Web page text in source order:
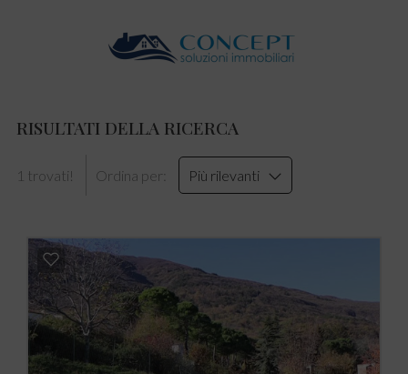
RISULTATI DELLA RICERCA
1 trovati! Ordina per: Più rilevanti